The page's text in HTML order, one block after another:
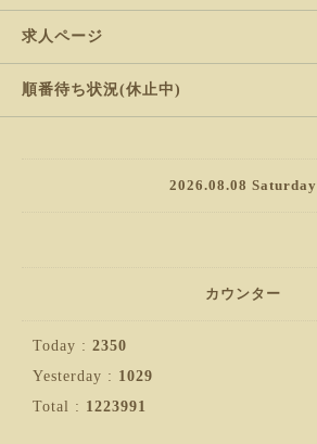
求人ページ
順番待ち状況(休止中)
2026.08.08 Saturday
カウンター
Today : 2350
Yesterday : 1029
Total : 1223991